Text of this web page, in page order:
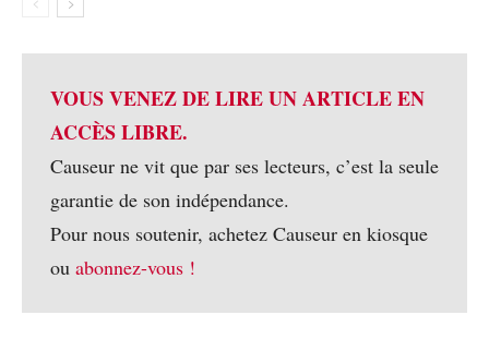
VOUS VENEZ DE LIRE UN ARTICLE EN
ACCÈS LIBRE.
Causeur ne vit que par ses lecteurs, c’est la seule
garantie de son indépendance.
Pour nous soutenir, achetez Causeur en kiosque
ou abonnez-vous !